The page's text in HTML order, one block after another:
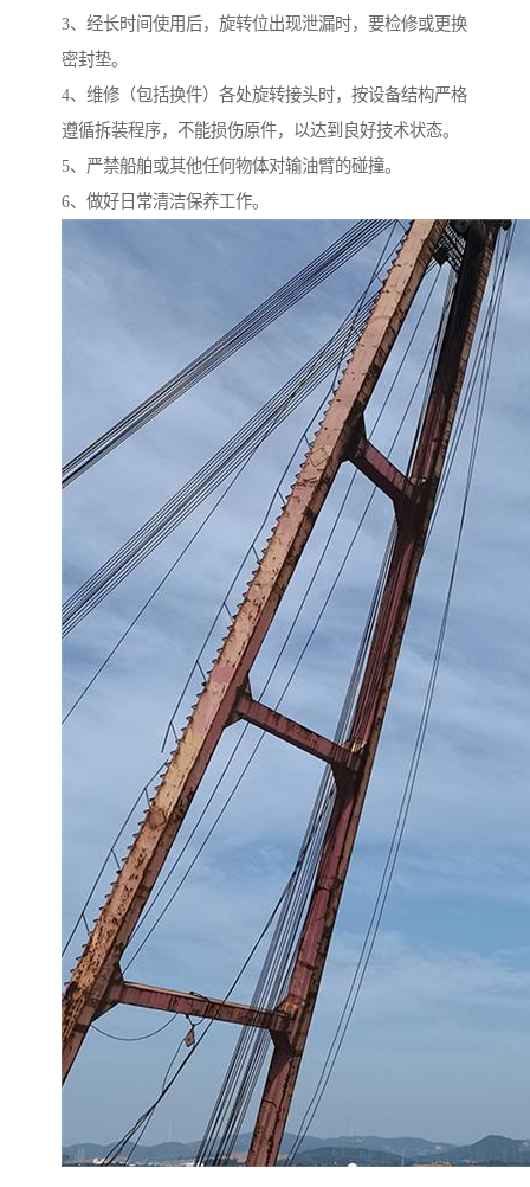
3、经长时间使用后，旋转位出现泄漏时，要检修或更换
密封垫。
4、维修（包括换件）各处旋转接头时，按设备结构严格
遵循拆装程序，不能损伤原件，以达到良好技术状态。
5、严禁船舶或其他任何物体对输油臂的碰撞。
6、做好日常清洁保养工作。